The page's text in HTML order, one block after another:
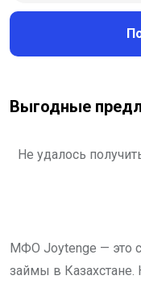
Выгодные
Не удалось
МФО Joytenge — это
займы в